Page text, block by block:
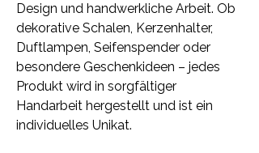
Design und handwerkliche Arbeit. Ob
dekorative Schalen, Kerzenhalter,
Duftlampen, Seifenspender oder
besondere Geschenkideen – jedes
Produkt wird in sorgfältiger
Handarbeit hergestellt und ist ein
individuelles Unikat.